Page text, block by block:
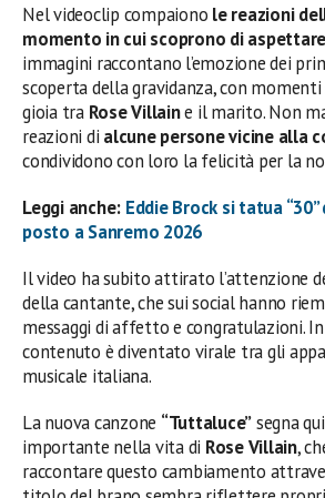
Nel videoclip compaiono le reazioni
momento in cui scoprono di
immagini raccontano l’emozione dei
scoperta della gravidanza, con
gioia tra RoseVillaine il marito. Non
reazioni di alcune persone vicine alla
condividono con loro la felicità per la
Leggi anche: Eddie Brock si tatua
posto a Sanremo 2026
Il video ha subito attirato l’attenzione
della cantante, che sui social hanno
messaggi di affetto e congratulazioni.
contenuto è diventato virale tra gli
musicale italiana.
La nuova canzone “Tuttaluce”segna
importante nella vita di Rose Villain,
raccontare questo cambiamento